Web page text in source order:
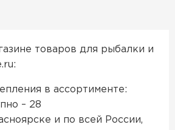
товаров для рыбалки и
в ассортименте:
– 28
и по всей России,